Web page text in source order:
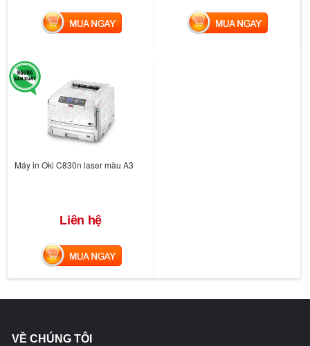
MUA NGAY MUA NGAY
Máy in Oki C830n laser màu A3
Liên hệ
MUA NGAY
VỀ CHÚNG TÔI